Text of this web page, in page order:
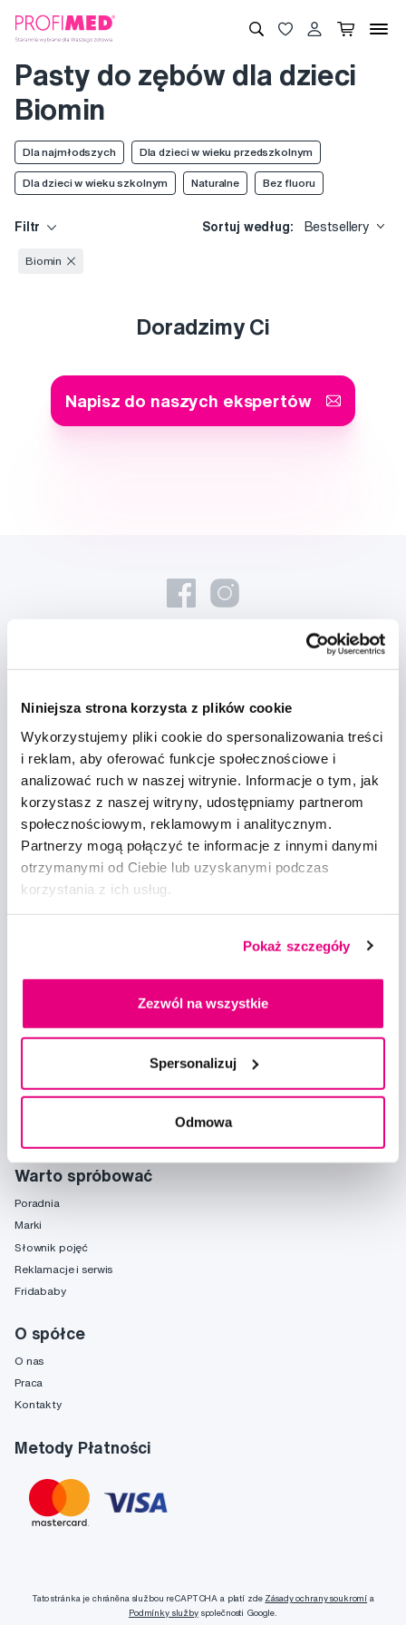
Niniejsza strona korzysta z plików cookie
Wykorzystujemy pliki cookie do spersonalizowania treści
i reklam, aby oferować funkcje społecznościowe i
analizować ruch w naszej witrynie. Informacje o tym, jak
korzystasz z naszej witryny, udostępniamy partnerom
społecznościowym, reklamowym i analitycznym.
Partnerzy mogą połączyć te informacje z innymi danymi
otrzymanymi od Ciebie lub uzyskanymi podczas
korzystania z ich usług.
Pokaż szczegóły
Zezwól na wszystkie
Spersonalizuj
Odmowa
Pasty do zębów dla dzieci
Biomin
Dla najmłodszych Dla dzieci w wieku przedszkolnym
Dla dzieci w wieku szkolnym Naturalne Bez fluoru
Filtr Sortuj według: Bestsellery
Biomin
Doradzimy Ci
Napisz do naszych ekspertów
Wszystko o zakupach
Sposoby dostawy
Warto spróbować
Poradnia
Marki
Słownik pojęć
Reklamacje i serwis
Fridababy
O spółce
O nas
Praca
Kontakty
Metody Płatności
Nowości i oferty
Zapisz się
Chcę otrzymywać informacje o nowościach i ofertach specjalnych i
wyrażam zgodę naprzetwarzanie danych osobowychw tym celu.
Tato stránka je chráněna službou reCAPTCHA a platí zde Zásady ochrany soukromí a
Podmínky službyspolečnosti Google.